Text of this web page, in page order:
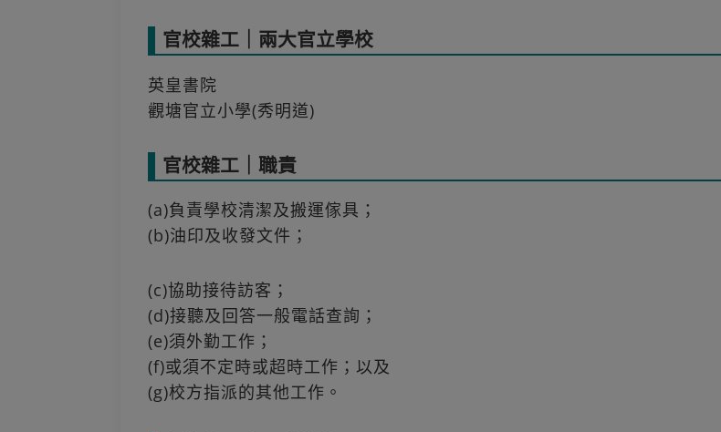
官校雜工｜兩大官立學校
英皇書院
觀塘官立小學(秀明道)
官校雜工｜職責
(a)負責學校清潔及搬運傢具；
(b)油印及收發文件；
(c)協助接待訪客；
(d)接聽及回答一般電話查詢；
(e)須外勤工作；
(f)或須不定時或超時工作；以及
(g)校方指派的其他工作。